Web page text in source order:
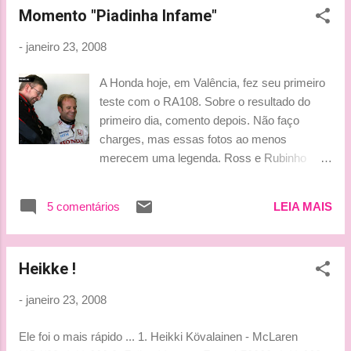
dia do Nelsinho ser este cara responsável
Guimarães. Gosto dessas entrevistas,
sobre o automobilismo brasileiro, tão mal
quem está na F1 ou corre no campeonato
recomendo a entrevista. Leiam e conheçam
mais sobre a brasileira, que irá disputar a
temporada 2008 da Indy Pro Series, pela
categoria de acesso à IRL. Como sempre,
Momento "Piadinha Infame"
- janeiro 23, 2008
A Honda hoje, em Valência, fez seu primeiro
teste com o RA108. Sobre o resultado do
primeiro dia, comento depois. Não faço
charges, mas essas fotos ao menos
merecem uma legenda. Ross e Rubinho
5 comentários
LEIA MAIS
Heikke !
- janeiro 23, 2008
Ele foi o mais rápido ... 1. Heikki Kövalainen - McLaren